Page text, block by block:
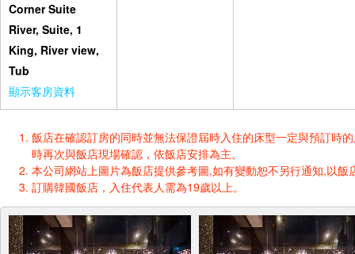
Corner Suite
River, Suite, 1
King, River view,
Tub
顯示客房資料
飯店在確認訂房的同時並無法保證屆時入住的床型一定與預訂時
時再次與飯店現場確認，依飯店安排為主。
本公司網站上圖片為飯店提供參考圖,如有變動恕不另行通知,以飯
訂購韓國飯店，入住代表人需為19歲以上。